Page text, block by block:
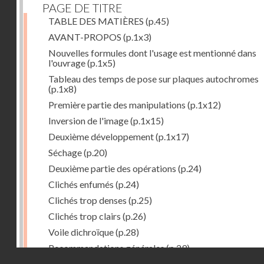
PAGE DE TITRE
TABLE DES MATIÈRES (p.45)
AVANT-PROPOS (p.1x3)
Nouvelles formules dont l'usage est mentionné dans
l'ouvrage(p.1x5)
Tableau des temps de pose sur plaques autochromes
(p.1x8)
Première partie des manipulations (p.1x12)
Inversion de l'image(p.1x15)
Deuxième développement(p.1x17)
Séchage(p.20)
Deuxième partie des opérations (p.24)
Clichés enfumés (p.24)
Clichés trop denses (p.25)
Clichés trop clairs (p.26)
Voile dichroïque(p.28)
Recommandations générales(p.29)